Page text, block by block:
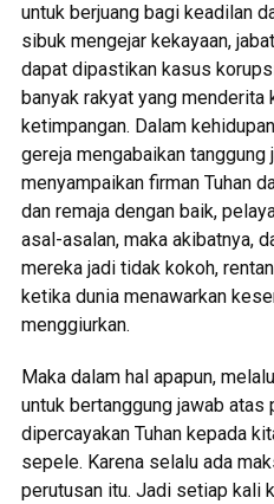
untuk berjuang bagi keadilan
sibuk mengejar kekayaan,
dapat dipastikan kasus
banyak rakyat yang
ketimpangan. Dalam
gereja mengabaikan tanggung
menyampaikan firman Tuhan
dan remaja dengan baik,
asal-asalan, maka akibatnya,
mereka jadi tidak kokoh,
ketika dunia menawarkan
menggiurkan.
Maka dalam hal apapun,
untuk bertanggung jawab atas
dipercayakan Tuhan kepada
sepele. Karena selalu ada
perutusan itu. Jadi setiap kali